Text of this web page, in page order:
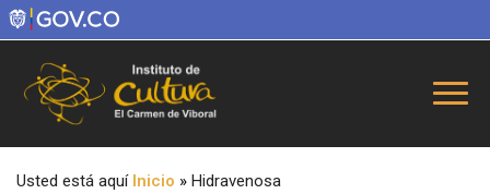
Usted está aquí Inicio » Hidravenosa